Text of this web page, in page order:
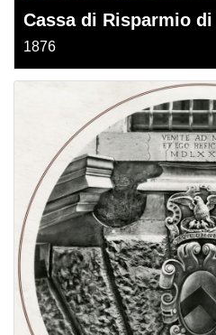
Cassa di Risparmio
1876